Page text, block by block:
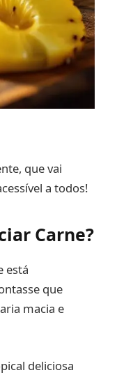
que vai
a todos!
Carne?
está
que
macia e
deliciosa